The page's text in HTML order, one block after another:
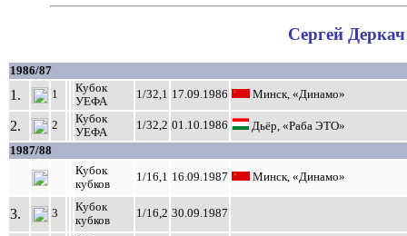
Сергей
1986/87
1. 1
Кубок
УЕФА
1/32,1 17.09.1986 Минск, «Динамо»
2. 2
Кубок
УЕФА
1/32,2 01.10.1986 Дьёр, «Раба ЭТО»
1987/88
Кубок
кубков
1/16,1 16.09.1987 Минск, «Динамо»
3. 3
Кубок
кубков
1/16,2 30.09.1987